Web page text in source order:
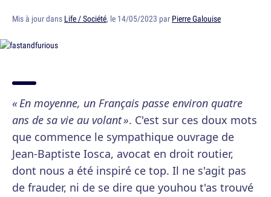
Mis à jour dans Life / Société, le 14/05/2023 par Pierre Galouise
« En moyenne, un Français passe environ quatre
ans de sa vie au volant ». C'est sur ces doux mots
que commence le sympathique ouvrage de
Jean-Baptiste Iosca, avocat en droit routier,
dont nous a été inspiré ce top. Il ne s'agit pas
de frauder, ni de se dire que youhou t'as trouvé